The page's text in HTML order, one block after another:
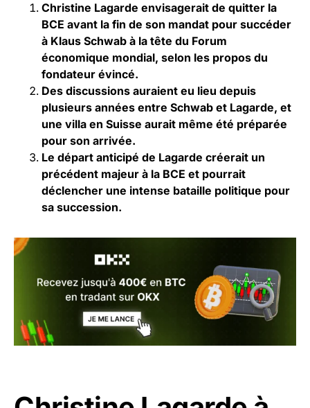
Christine Lagarde envisagerait de quitter la
BCE avant la fin de son mandat pour succéder
à Klaus Schwab à la tête du Forum
économique mondial, selon les propos du
fondateur évincé.
Des discussions auraient eu lieu depuis
plusieurs années entre Schwab et Lagarde, et
une villa en Suisse aurait même été préparée
pour son arrivée.
Le départ anticipé de Lagarde créerait un
précédent majeur à la BCE et pourrait
déclencher une intense bataille politique pour
sa succession.